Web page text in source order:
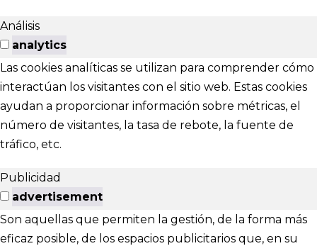
Análisis
analytics
Las cookies analíticas se utilizan para comprender cómo
interactúan los visitantes con el sitio web. Estas cookies
ayudan a proporcionar información sobre métricas, el
número de visitantes, la tasa de rebote, la fuente de
tráfico, etc.
Publicidad
advertisement
Son aquellas que permiten la gestión, de la forma más
eficaz posible, de los espacios publicitarios que, en su